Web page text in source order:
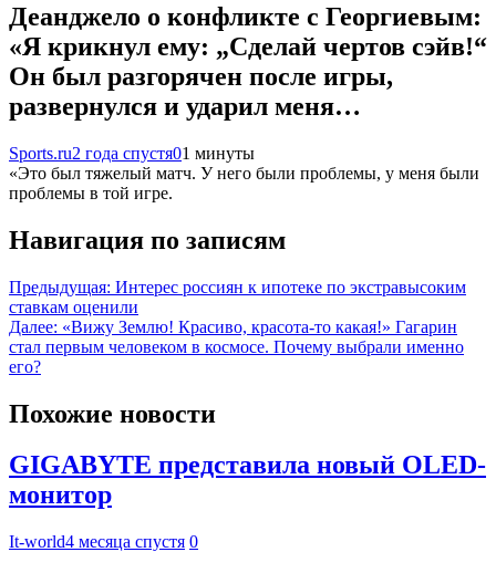
Деанджело о конфликте с Георгиевым:
«Я крикнул ему: „Сделай чертов сэйв!“
Он был разгорячен после игры,
развернулся и ударил меня…
Sports.ru2 года спустя01 минуты
«Это был тяжелый матч. У него были проблемы, у меня были
проблемы в той игре.
Навигация по записям
Предыдущая: Интерес россиян к ипотеке по экстравысоким
ставкам оценили
Далее: «Вижу Землю! Красиво, красота-то какая!» Гагарин
стал первым человеком в космосе. Почему выбрали именно
его?
Похожие новости
GIGABYTE представила новый OLED-
монитор
It-world4 месяца спустя 0